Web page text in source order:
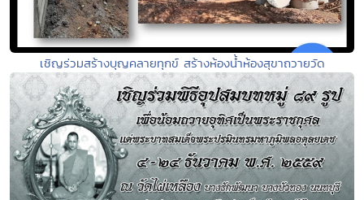
เชิญร่วมสร้างบุญคลายทุกข์ สร้างห้องน้ำห้องสุขาถวายวัด